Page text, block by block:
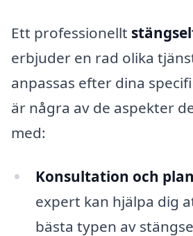
Ett professionellt
erbjuder en rad olika
anpassas efter dina
är några av de aspekter
med:
Konsultation och
expert kan hjälpa dig
bästa typen av